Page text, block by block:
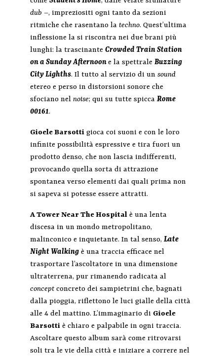
dub –, impreziositi ogni tanto da sezioni
ritmiche che rasentano la techno. Quest’ultima
inflessione la si riscontra nei due brani più
lunghi: la trascinante Crowded Train Station
on a Sunday Afternoone la spettrale Buzzing
City Lighths. Il tutto al servizio di un sound
etereo e perso in distorsioni sonore che
sfociano nel noise; qui su tutte spicca Rome
00161.
Gioele Barsottigioca coi suoni e con le loro
infinite possibilità espressive e tira fuori un
prodotto denso, che non lascia indifferenti,
provocando quella sorta di attrazione
spontanea verso elementi dai quali prima non
si sapeva si potesse essere attratti.
A Tower Near The Hospitalè una lenta
discesa in un mondo metropolitano,
malinconico e inquietante. In tal senso, Late
Night Walkingè una traccia efficace nel
trasportare l’ascoltatore in una dimensione
ultraterrena, pur rimanendo radicata al
conceptconcreto dei sampietrini che, bagnati
dalla pioggia, riflettono le luci gialle della città
alle 4 del mattino. L’immaginario di Gioele
Barsottiè chiaro e palpabile in ogni traccia.
Ascoltare questo album sarà come ritrovarsi
soli tra le vie della città e iniziare a correre nel